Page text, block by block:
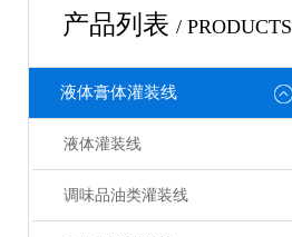
产品列表 / PRODUCTS
液体膏体灌装线
液体灌装线
调味品油类灌装线